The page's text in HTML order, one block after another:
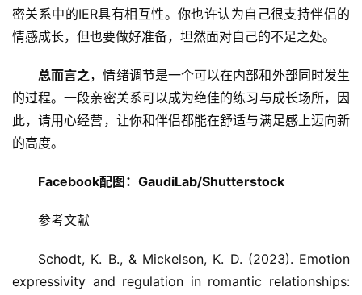
密关系中的IER具有相互性。你也许认为自己很支持伴侣的
情感成长，但也要做好准备，坦然面对自己的不足之处。
总而言之，情绪调节是一个可以在内部和外部同时发生
的过程。一段亲密关系可以成为绝佳的练习与成长场所，因
此，请用心经营，让你和伴侣都能在舒适与满足感上迈向新
的高度。
Facebook配图：GaudiLab/Shutterstock
参考文献
Schodt, K. B., & Mickelson, K. D. (2023). Emotion
expressivity and regulation in romantic relationships: